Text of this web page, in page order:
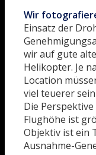
Wir
Einsatz der
wir auf gute
Helikopter. Je
Location
viel teuerer
Die
Flughöhe ist
Objektiv ist ein
Ausnahme-